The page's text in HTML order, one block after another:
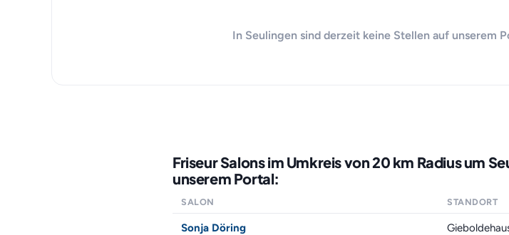
In Seulingen sind derzeit keine Stellen auf unserem
Friseur Salons im Umkreis von 20 km Radius um
unserem Portal:
SALON STANDORT
Sonja Döring